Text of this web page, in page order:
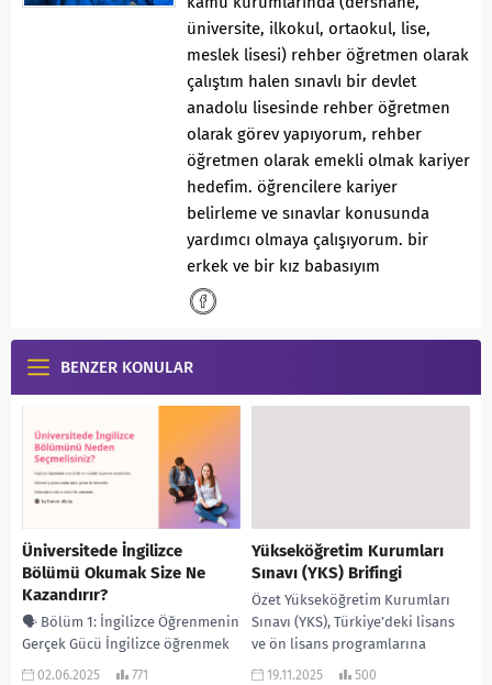
üniversite, ilkokul, ortaokul, lise,
meslek lisesi) rehber öğretmen olarak
çalıştım halen sınavlı bir devlet
anadolu lisesinde rehber öğretmen
olarak görev yapıyorum, rehber
öğretmen olarak emekli olmak kariyer
hedefim. öğrencilere kariyer
belirleme ve sınavlar konusunda
yardımcı olmaya çalışıyorum. bir
erkek ve bir kız babasıyım
BENZER KONULAR
Üniversitede İngilizce
Bölümü Okumak Size Ne
Kazandırır?
🗣️ Bölüm 1: İngilizce Öğrenmenin
Gerçek Gücü İngilizce öğrenmek
sadece bir ders konusu
02.06.2025 771
Yükseköğretim Kurumları
Sınavı (YKS) Brifingi
Özet Yükseköğretim Kurumları
Sınavı (YKS), Türkiye’deki lisans
ve ön lisans programlarına
öğrenci yerleştirmek amacıyla
19.11.2025 500